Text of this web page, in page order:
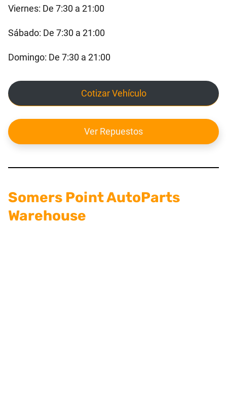
Viernes: De 7:30 a 21:00
Sábado: De 7:30 a 21:00
Domingo: De 7:30 a 21:00
Cotizar Vehículo
Ver Repuestos
Somers Point AutoParts
Warehouse